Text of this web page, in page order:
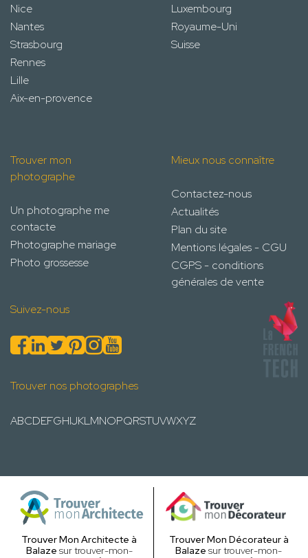
Nice
Nantes
Strasbourg
Rennes
Lille
Aix-en-provence
Luxembourg
Royaume-Uni
Suisse
Trouver mon
photographe
Un photographe me
contacte
Photographe mariage
Photo grossesse
Mieux nous connaître
Contactez-nous
Actualités
Plan du site
Mentions légales - CGU
CGPS - conditions
générales de vente
Suivez-nous
Trouver nos photographes
ABCDEFGHIJKLMNOPQRSTUVWXYZ
Trouver Mon Architecte à
Balaze sur trouver-mon-
Trouver Mon Décorateur à
Balaze sur trouver-mon-